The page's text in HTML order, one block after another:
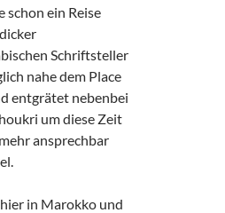
schon ein Reise
Schriftsteller
nahe dem Place
entgrätet nebenbei
um diese Zeit
ansprechbar
in Marokko und